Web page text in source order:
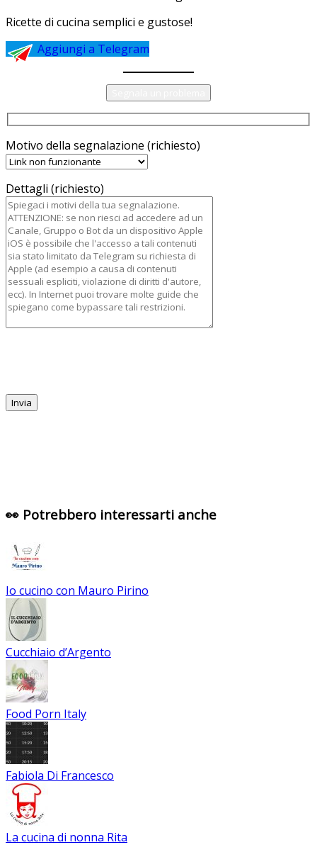
Ricette di cucina semplici e gustose!
Aggiungi a Telegram
Motivo della segnalazione (richiesto)
Dettagli (richiesto)
👀 Potrebbero interessarti anche
Io cucino con Mauro Pirino
Cucchiaio d’Argento
Food Porn Italy
Fabiola Di Francesco
La cucina di nonna Rita